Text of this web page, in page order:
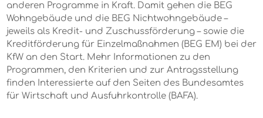
anderen Programme in Kraft. Damit gehen die BEG
Wohngebäude und die BEG Nichtwohngebäude –
jeweils als Kredit- und Zuschussförderung – sowie die
Kreditförderung für Einzelmaßnahmen (BEG EM) bei der
KfW an den Start. Mehr Informationen zu den
Programmen, den Kriterien und zur Antragsstellung
finden Interessierte auf den Seiten des Bundesamtes
für Wirtschaft und Ausfuhrkontrolle (BAFA).